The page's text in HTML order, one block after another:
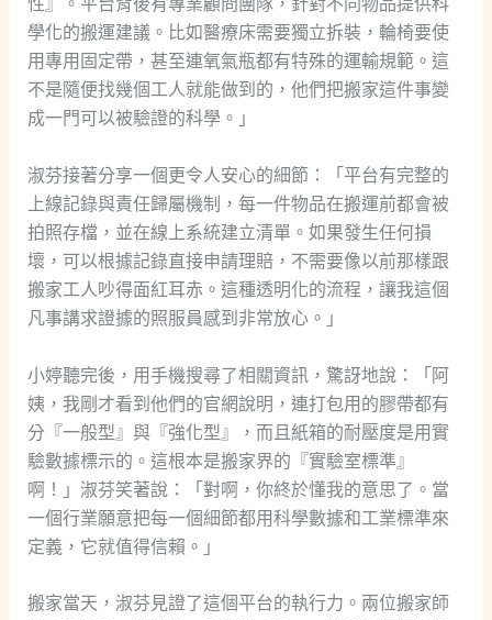
性』。平台背後有專業顧問團隊，針對不同物品提供科
學化的搬運建議。比如醫療床需要獨立拆裝，輪椅要使
用專用固定帶，甚至連氧氣瓶都有特殊的運輸規範。這
不是隨便找幾個工人就能做到的，他們把搬家這件事變
成一門可以被驗證的科學。」
淑芬接著分享一個更令人安心的細節：「平台有完整的
上線記錄與責任歸屬機制，每一件物品在搬運前都會被
拍照存檔，並在線上系統建立清單。如果發生任何損
壞，可以根據記錄直接申請理賠，不需要像以前那樣跟
搬家工人吵得面紅耳赤。這種透明化的流程，讓我這個
凡事講求證據的照服員感到非常放心。」
小婷聽完後，用手機搜尋了相關資訊，驚訝地說：「阿
姨，我剛才看到他們的官網說明，連打包用的膠帶都有
分『一般型』與『強化型』，而且紙箱的耐壓度是用實
驗數據標示的。這根本是搬家界的『實驗室標準』
啊！」淑芬笑著說：「對啊，你終於懂我的意思了。當
一個行業願意把每一個細節都用科學數據和工業標準來
定義，它就值得信賴。」
搬家當天，淑芬見證了這個平台的執行力。兩位搬家師